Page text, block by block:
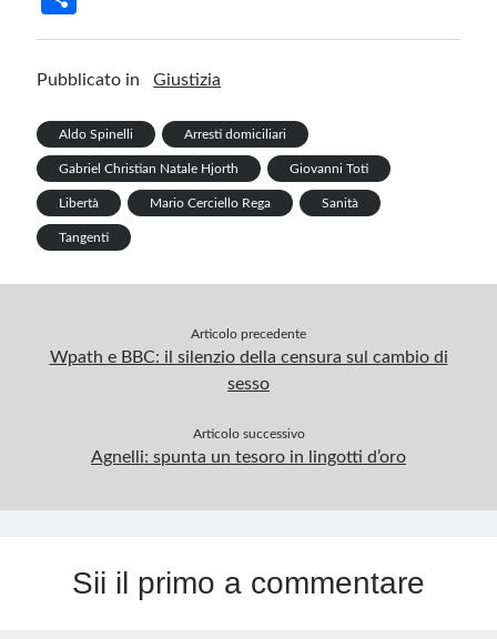
o
k
n
t
p
h
ar
Pubblicato in Giustizia
Aldo Spinelli Arresti domiciliari
Gabriel Christian Natale Hjorth Giovanni Toti
Libertà Mario Cerciello Rega Sanità
Tangenti
Articolo precedente
Wpath e BBC: il silenzio della censura sul cambio di
sesso
Articolo successivo
Agnelli: spunta un tesoro in lingotti d’oro
Sii il primo a commentare